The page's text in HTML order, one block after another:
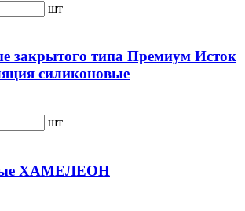
шт
закрытого типа Премиум Исток
силиконовые
шт
ХАМЕЛЕОН